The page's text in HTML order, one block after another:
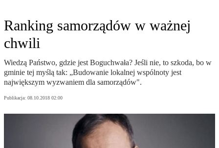
Ranking samorządów w ważnej
chwili
Wiedzą Państwo, gdzie jest Boguchwała? Jeśli nie, to szkoda, bo w
gminie tej myślą tak: „Budowanie lokalnej wspólnoty jest
największym wyzwaniem dla samorządów".
Publikacja: 08.10.2018 02:00